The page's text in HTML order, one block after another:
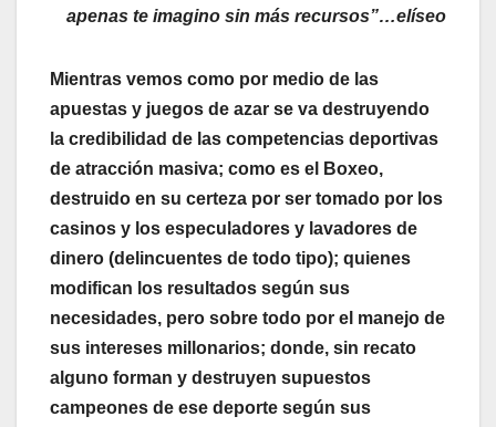
apenas te imagino sin más recursos”…elíseo
Mientras vemos como por medio de las
apuestas y juegos de azar se va destruyendo
la credibilidad de las competencias deportivas
de atracción masiva; como es el Boxeo,
destruido en su certeza por ser tomado por los
casinos y los especuladores y lavadores de
dinero (delincuentes de todo tipo); quienes
modifican los resultados según sus
necesidades, pero sobre todo por el manejo de
sus intereses millonarios; donde, sin recato
alguno forman y destruyen supuestos
campeones de ese deporte según sus